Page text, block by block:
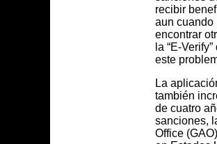
recibir
aun cuando
encontrar
la “E-
este
La
también
de cuatro
sanciones,
Office